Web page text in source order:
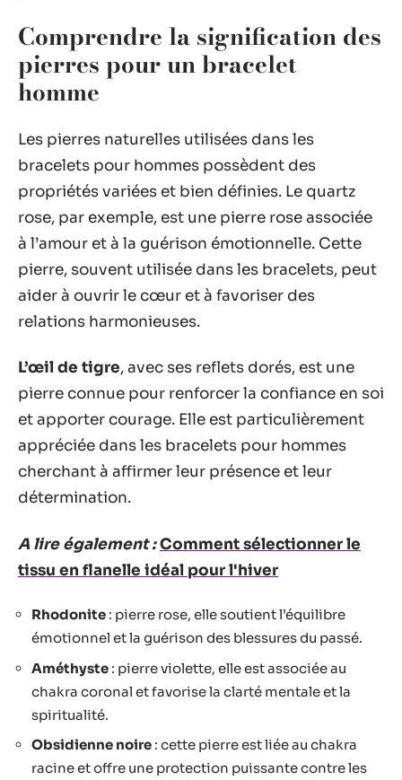
Comprendre la signification des
pierres pour un bracelet
homme
Les pierres naturelles utilisées dans les
bracelets pour hommes possèdent des
propriétés variées et bien définies. Le quartz
rose, par exemple, est une pierre rose associée
à l’amour et à la guérison émotionnelle. Cette
pierre, souvent utilisée dans les bracelets, peut
aider à ouvrir le cœur et à favoriser des
relations harmonieuses.
L’œil de tigre, avec ses reflets dorés, est une
pierre connue pour renforcer la confiance en soi
et apporter courage. Elle est particulièrement
appréciée dans les bracelets pour hommes
cherchant à affirmer leur présence et leur
détermination.
A lire également :Comment sélectionner le
tissu en flanelle idéal pour l'hiver
Rhodonite : pierre rose, elle soutient l’équilibre
émotionnel et la guérison des blessures du passé.
Améthyste : pierre violette, elle est associée au
chakra coronal et favorise la clarté mentale et la
spiritualité.
Obsidienne noire : cette pierre est liée au chakra
racine et offre une protection puissante contre les